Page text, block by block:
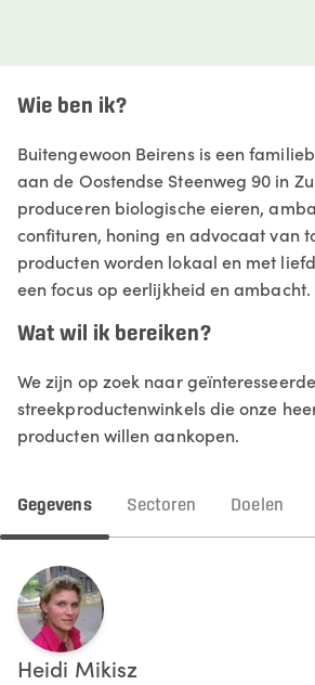
Wie ben ik?
Buitengewoon Beirens is een
aan de Oostendse Steenweg 90 in
produceren biologische eieren,
confituren, honing en advocaat van
producten worden lokaal en met
een focus op eerlijkheid en ambacht. ​
Wat wil ik bereiken?
We zijn op zoek naar
streekproductenwinkels die onze
producten willen aankopen.
Gegevens Sectoren Doelen
Heidi Mikisz